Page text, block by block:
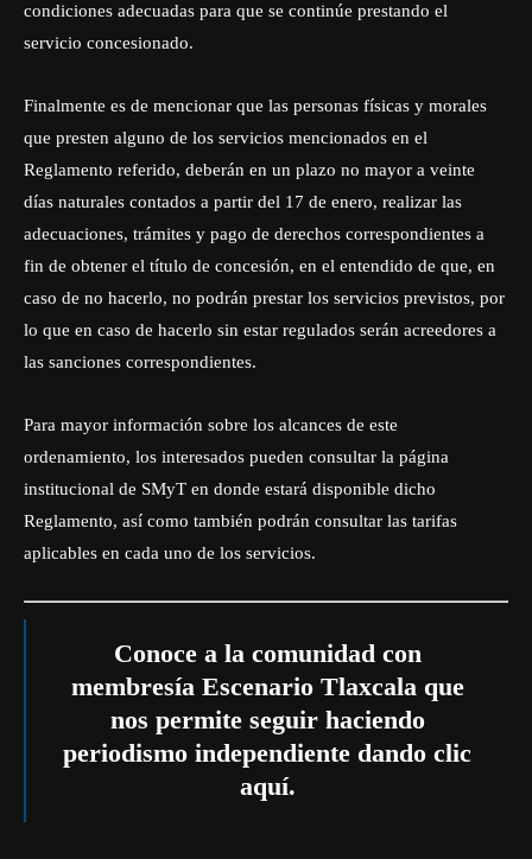
condiciones adecuadas para que se continúe prestando el
servicio concesionado.
Finalmente es de mencionar que las personas físicas y morales
que presten alguno de los servicios mencionados en el
Reglamento referido, deberán en un plazo no mayor a veinte
días naturales contados a partir del 17 de enero, realizar las
adecuaciones, trámites y pago de derechos correspondientes a
fin de obtener el título de concesión, en el entendido de que, en
caso de no hacerlo, no podrán prestar los servicios previstos, por
lo que en caso de hacerlo sin estar regulados serán acreedores a
las sanciones correspondientes.
Para mayor información sobre los alcances de este
ordenamiento, los interesados pueden consultar la página
institucional de SMyT en donde estará disponible dicho
Reglamento, así como también podrán consultar las tarifas
aplicables en cada uno de los servicios.
Conoce a la comunidad con
membresía Escenario Tlaxcala que
nos permite seguir haciendo
periodismo independiente dando clic
aquí.